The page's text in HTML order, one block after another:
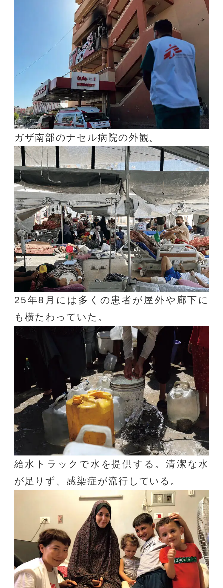
ガザ南部のナセル病院の外観。
25年8月には多くの患者が屋外や廊下に
も横たわっていた。
給水トラックで水を提供する。清潔な水
が足りず、感染症が流行している。